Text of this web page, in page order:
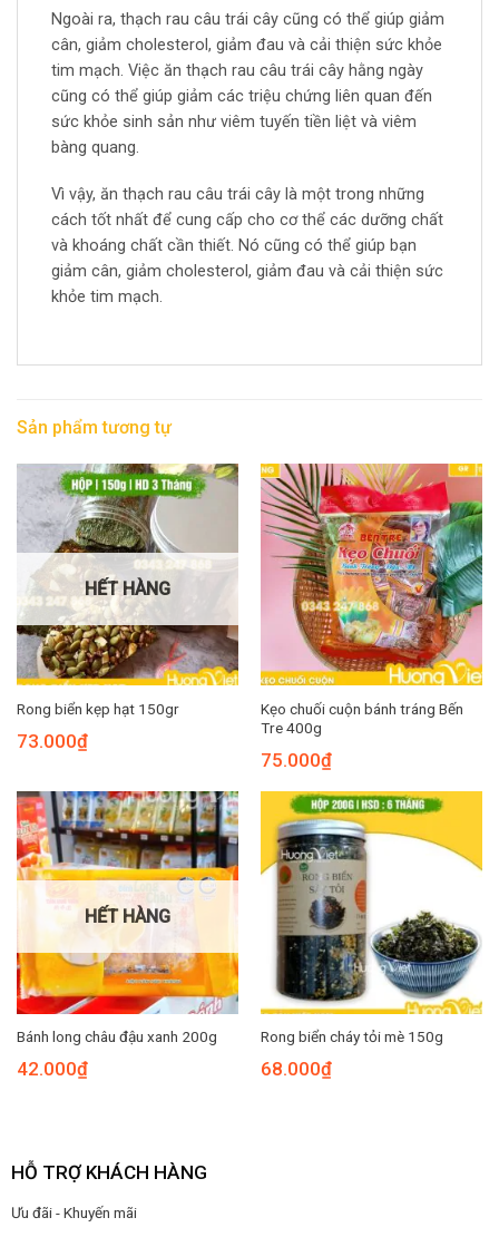
Ngoài ra, thạch rau câu trái cây cũng có thể giúp giảm
cân, giảm cholesterol, giảm đau và cải thiện sức khỏe
tim mạch. Việc ăn thạch rau câu trái cây hằng ngày
cũng có thể giúp giảm các triệu chứng liên quan đến
sức khỏe sinh sản như viêm tuyến tiền liệt và viêm
bàng quang.
Vì vậy, ăn thạch rau câu trái cây là một trong những
cách tốt nhất để cung cấp cho cơ thể các dưỡng chất
và khoáng chất cần thiết. Nó cũng có thể giúp bạn
giảm cân, giảm cholesterol, giảm đau và cải thiện sức
khỏe tim mạch.
Sản phẩm tương tự
HẾT HÀNG
Rong biển kẹp hạt 150gr
73.000₫
Kẹo chuối cuộn bánh tráng Bến
Tre 400g
75.000₫
HẾT HÀNG
Bánh long châu đậu xanh 200g
42.000₫
Rong biển cháy tỏi mè 150g
68.000₫
HỖ TRỢ KHÁCH HÀNG
Ưu đãi - Khuyến mãi